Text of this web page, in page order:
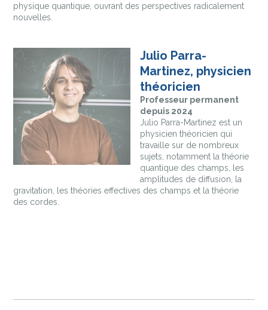
physique quantique, ouvrant des perspectives radicalement
nouvelles.
Julio Parra-
Martinez, physicien
théoricien
Professeur permanent
depuis 2024
Julio Parra-Martinez est un
physicien théoricien qui
travaille sur de nombreux
sujets, notamment la théorie
quantique des champs, les
amplitudes de diffusion, la
gravitation, les théories effectives des champs et la théorie
des cordes.